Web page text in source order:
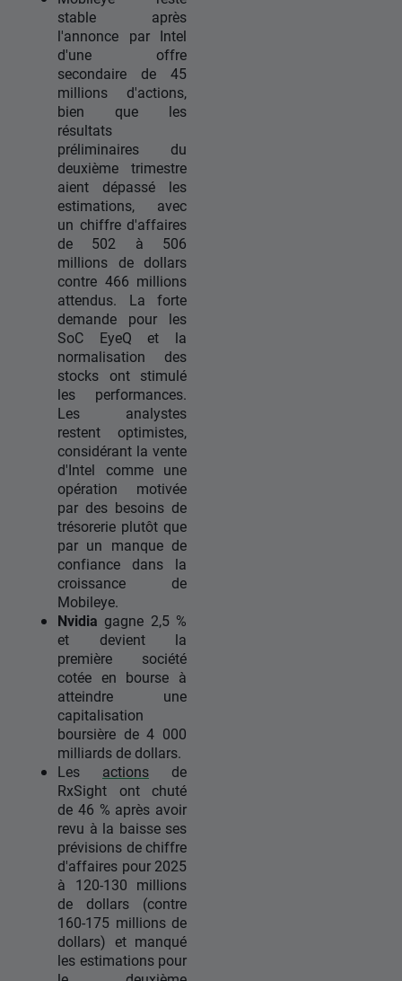
stable après
l'annonce par Intel
d'une offre
secondaire de 45
millions d'actions,
bien que les
résultats
préliminaires du
deuxième trimestre
aient dépassé les
estimations, avec
un chiffre d'affaires
de 502 à 506
millions de dollars
contre 466 millions
attendus. La forte
demande pour les
SoC EyeQ et la
normalisation des
stocks ont stimulé
les performances.
Les analystes
restent optimistes,
considérant la vente
d'Intel comme une
opération motivée
par des besoins de
trésorerie plutôt que
par un manque de
confiance dans la
croissance de
Mobileye.
Nvidia gagne 2,5 %
et devient la
première société
cotée en bourse à
atteindre une
capitalisation
boursière de 4 000
milliards de dollars.
Les actions de
RxSight ont chuté
de 46 % après avoir
revu à la baisse ses
prévisions de chiffre
d'affaires pour 2025
à 120-130 millions
de dollars (contre
160-175 millions de
dollars) et manqué
les estimations pour